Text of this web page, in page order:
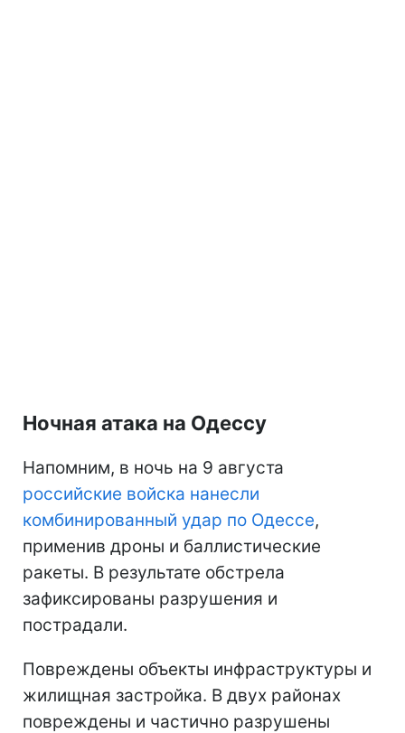
Ночная атака на Одессу
Напомним, в ночь на 9 августа
российские войска нанесли
комбинированный удар по Одессе,
применив дроны и баллистические
ракеты. В результате обстрела
зафиксированы разрушения и
пострадали.
Повреждены объекты инфраструктуры и
жилищная застройка. В двух районах
повреждены и частично разрушены